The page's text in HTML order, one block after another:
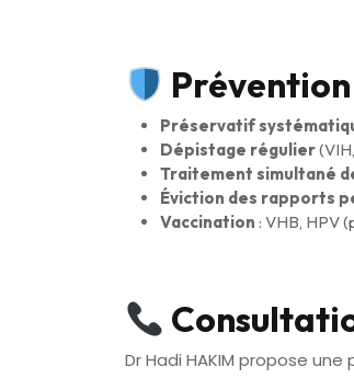
Préservatif
Dépistage régulier
Traitement simultané
Éviction des rapports
Vaccination : VHB, HPV
Dr Hadi HAKIM propose